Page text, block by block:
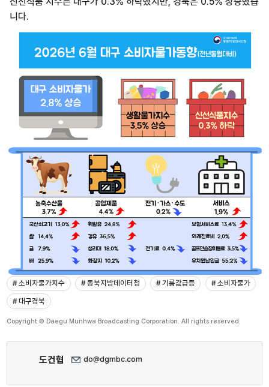
니다.
# 소비자물가지수 # 동북지방데이터청 # 기름값급등
# 소비자물가
# 대구경북
Copyright © Daegu Munhwa Broadcasting Corporation. All rights reserved.
도건협 do@dgmbc.com